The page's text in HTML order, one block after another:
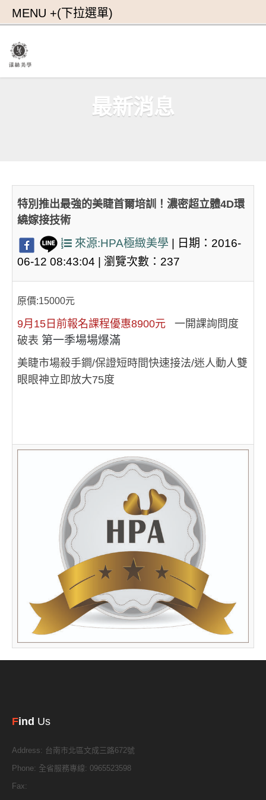
最新消息
特別推出最強的美睫首爾培訓！濃密超立體4D環
繞嫁接技術
來源:HPA極緻美學 | 日期：2016-
06-12 08:43:04 | 瀏覽次數：237
原價:15000元
9月15日前報名課程優惠8900元
一開課詢問度
破表 第一季場場爆滿
美睫市場殺手鐧/保證短時間快速接法/迷人動人雙
眼眼神立即放大75度
Find Us
Address: 台南市北區文成三路672號
Phone: 全省服務專線: 0965523598
Fax: